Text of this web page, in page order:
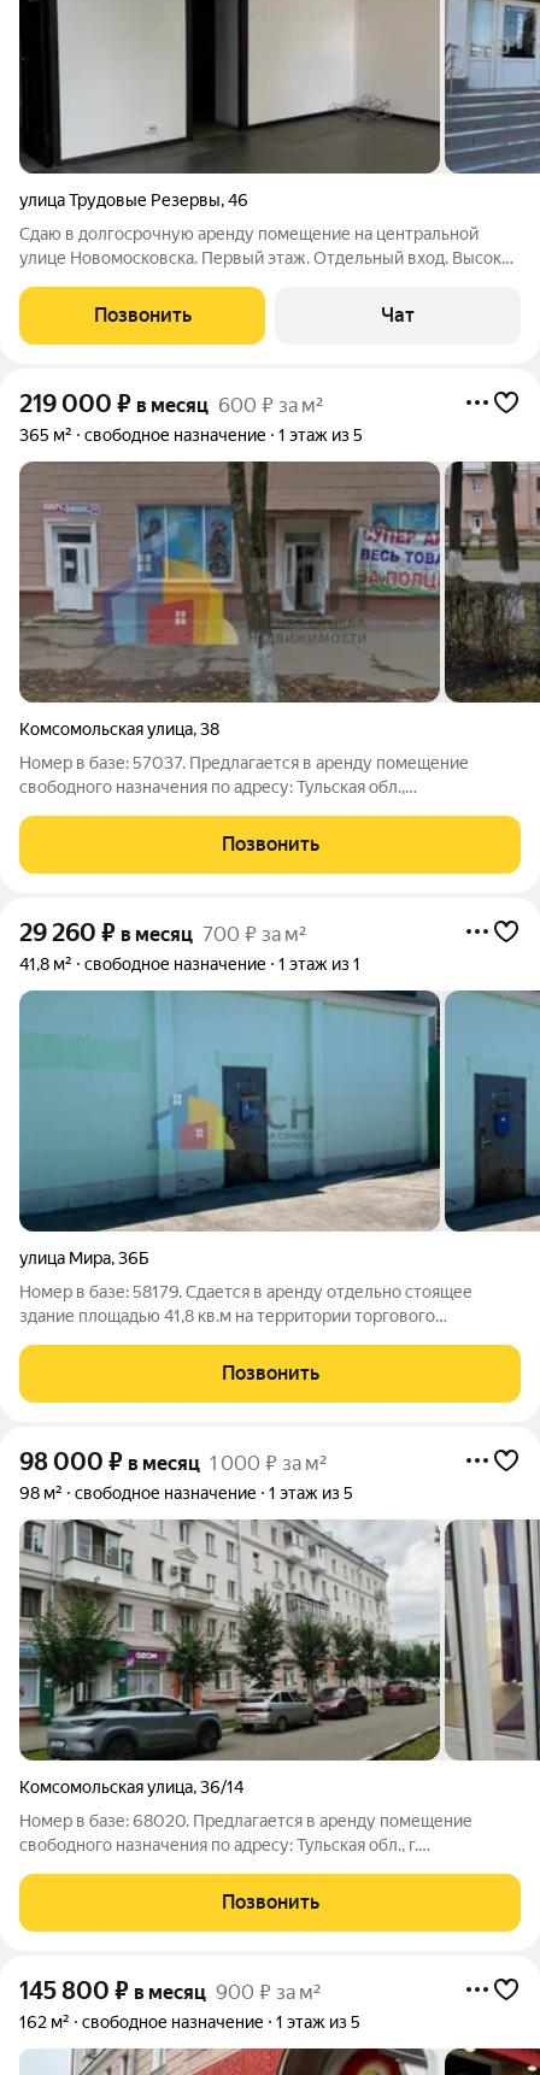
улица Трудовые Резервы,46
Сдаю в долгосрочную аренду помещение на центральной
улице Новомосковска. Первый этаж. Отдельный вход. Высокий
центральный рынок, остановки, кафе. Коммунальные услуги
оплачиваются отдельно.
Позвонить Чат
219 000 ₽ в месяц 600 ₽ за м²
365 м² свободное назначение 1 этаж из 5
Комсомольская улица,38
Номер в базе: 57037. Предлагается в аренду помещение
свободного назначения по адресу: Тульская обл.,
365 м2, расположенное на первом этаже жилого здания, 1
линия, 2 отдельных входа с
Позвонить
29 260 ₽ в месяц 700 ₽ за м²
41,8 м² свободное назначение 1 этаж из 1
улица Мира,36Б
Номер в базе: 58179. Сдается в аренду отдельно стоящее
здание площадью 41,8 кв.м на территории торгового
торгового комплекса, расположенного в центре города
Новомосковск. Помещение состоит из двух
Позвонить
98 000 ₽ в месяц 1 000 ₽ за м²
98 м² свободное назначение 1 этаж из 5
Комсомольская улица,36/14
Номер в базе: 68020. Предлагается в аренду помещение
свободного назначения по адресу: Тульская обл., г.
площадью 98 м2, расположенное на первом этаже жилого
здания, 1 линия, вход с ул. Комсомольская,
Позвонить
145 800 ₽ в месяц 900 ₽ за м²
162 м² свободное назначение 1 этаж из 5